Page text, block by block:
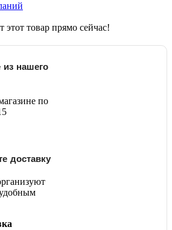
этот товар прямо сейчас!
из нашего
по
доставку